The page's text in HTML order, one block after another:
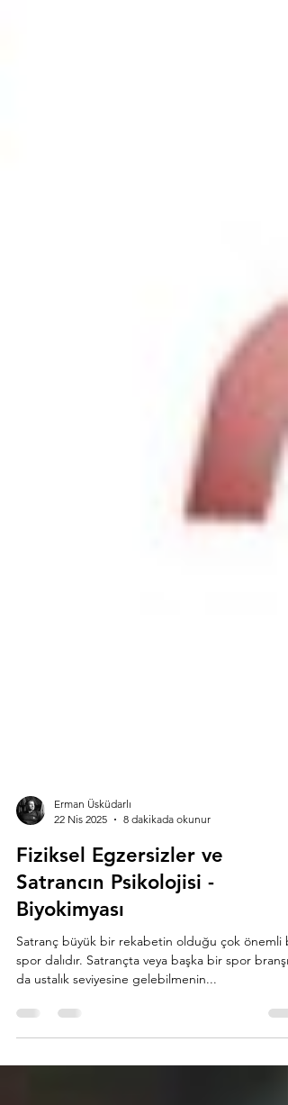
22 Nis 2025
8 dakikada okunur
Fiziksel Egzersizler ve
Satrancın Psikolojisi -
Biyokimyası
Satranç büyük bir rekabetin olduğu çok önemli
da ustalık seviyesine gelebilmenin...